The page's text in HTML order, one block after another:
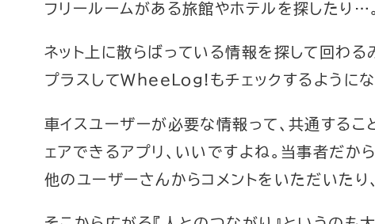
フリールームがある旅館やホテルを探したり…。
ネット上に散らばっている情報を探して回わる
プラスしてWheeLog!もチェックするようにな
車イスユーザーが必要な情報って、共通する
ェアできるアプリ、いいですよね。当事者だか
他のユーザーさんからコメントをいただいたり